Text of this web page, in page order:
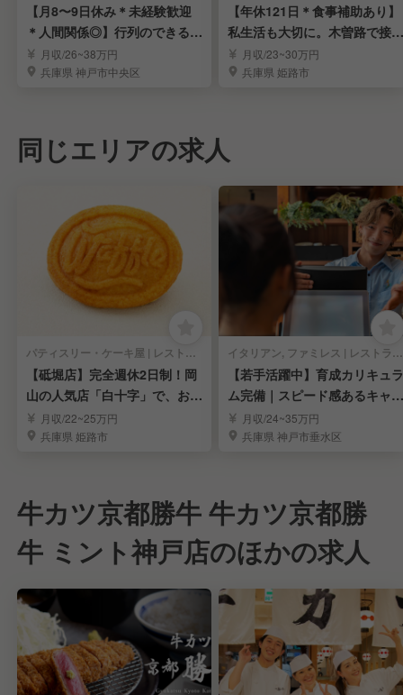
【月8〜9日休み＊未経験歓迎
＊人間関係◎】行列のできる牛
カツ店「京都勝牛」
月収/26~38万円
兵庫県 神戸市中央区
【年休121日＊食事補助あり】
私生活も大切に。木曽路で接客
しませんか？
月収/23~30万円
兵庫県 姫路市
同じエリアの求人
パティスリー・ケーキ屋 | レストランサービス・ホールスタッフ
【砥堀店】完全週休2日制！岡
山の人気店「白十字」で、お菓
子と笑顔を届ける
月収/22~25万円
兵庫県 姫路市
イタリアン, ファミレス | レストランサービス・ホールスタッフ
【若手活躍中】育成カリキュラ
ム完備｜スピード感あるキャリ
アアップを実現
月収/24~35万円
兵庫県 神戸市垂水区
牛カツ京都勝牛 牛カツ京都勝
牛 ミント神戸店のほかの求人